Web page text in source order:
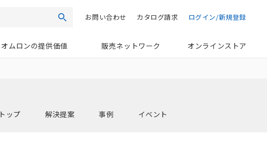
検索 ログイン/新規登録
カタログ請求
お問い合わせ
オムロンの提供価値 販売ネットワーク オンラインストア
トップ 解決提案 事例 イベント